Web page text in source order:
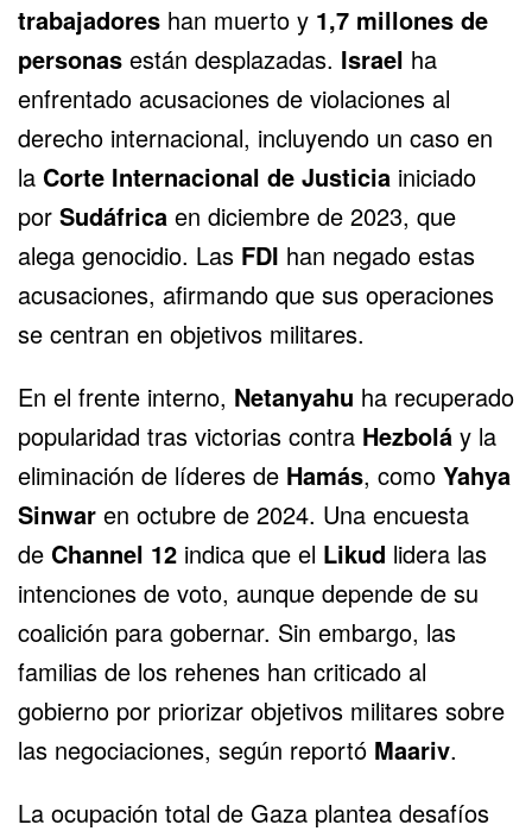
trabajadores han muerto y 1,7 millones de
personas están desplazadas. Israel ha
enfrentado acusaciones de violaciones al
derecho internacional, incluyendo un caso en
la Corte Internacional de Justicia iniciado
por Sudáfrica en diciembre de 2023, que
alega genocidio. Las FDI han negado estas
acusaciones, afirmando que sus operaciones
se centran en objetivos militares.
En el frente interno, Netanyahu ha recuperado
popularidad tras victorias contra Hezbolá y la
eliminación de líderes de Hamás, como Yahya
Sinwar en octubre de 2024. Una encuesta
de Channel 12 indica que el Likud lidera las
intenciones de voto, aunque depende de su
coalición para gobernar. Sin embargo, las
familias de los rehenes han criticado al
gobierno por priorizar objetivos militares sobre
las negociaciones, según reportó Maariv.
La ocupación total de Gaza plantea desafíos